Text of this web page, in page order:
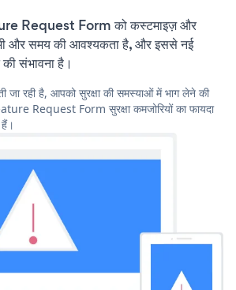
Request Form को कस्टमाइज़ और
और समय की आवश्यकता है, और इससे नई
संभावना है।
रही है, आपको सुरक्षा की समस्याओं में भाग लेने की
Request Form सुरक्षा कमजोरियों का फायदा